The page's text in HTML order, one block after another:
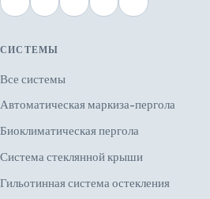
СИСТЕМЫ
Все системы
Автоматическая маркиза-пергола
Биоклиматическая пергола
Система стеклянной крыши
Гильотинная система остекления